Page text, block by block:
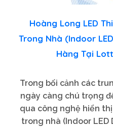
Hoàng Long LED
Trong Nhà (Indoor
Hàng Tại
Trong bối cảnh các
ngày càng chú trọng
qua công nghệ hiển
trong nhà (Indoor LED